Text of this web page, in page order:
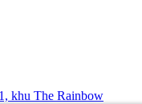
khu The Rainbow